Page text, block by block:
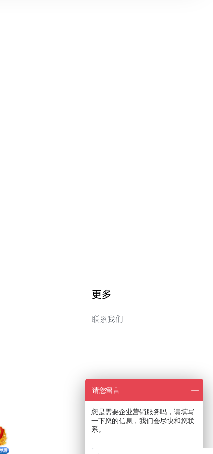
更多
联系我们
请您留言
您是需要企业营销服务吗，请填写
一下您的信息，我们会尽快和您联
系。